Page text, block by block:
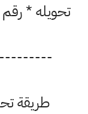
تحويله * رقم
طريقة